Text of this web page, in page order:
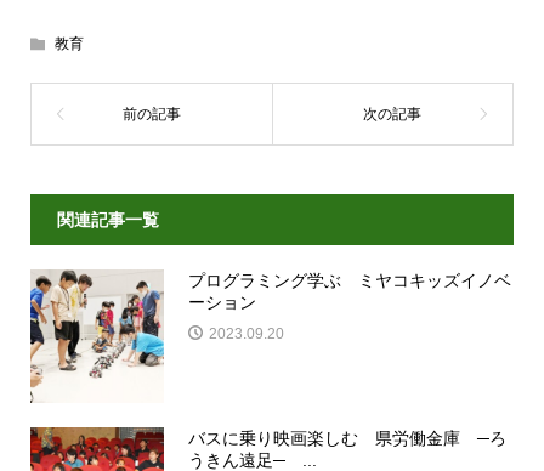
教育
関連記事一覧
プログラミング学ぶ ミヤコキッズイノベ
ーション
2023.09.20
バスに乗り映画楽しむ 県労働金庫 ─ろ
うきん遠足─ ...